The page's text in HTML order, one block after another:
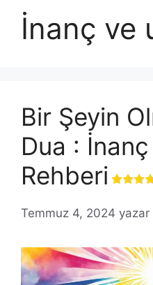
İnanç ve
Bir Şeyin
Dua :
Rehberi
Temmuz 4, 2024 yazar